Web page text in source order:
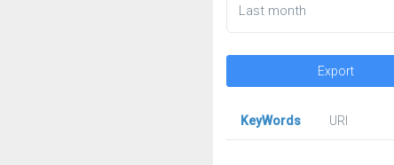
Last month
Export
KeyWords
URl